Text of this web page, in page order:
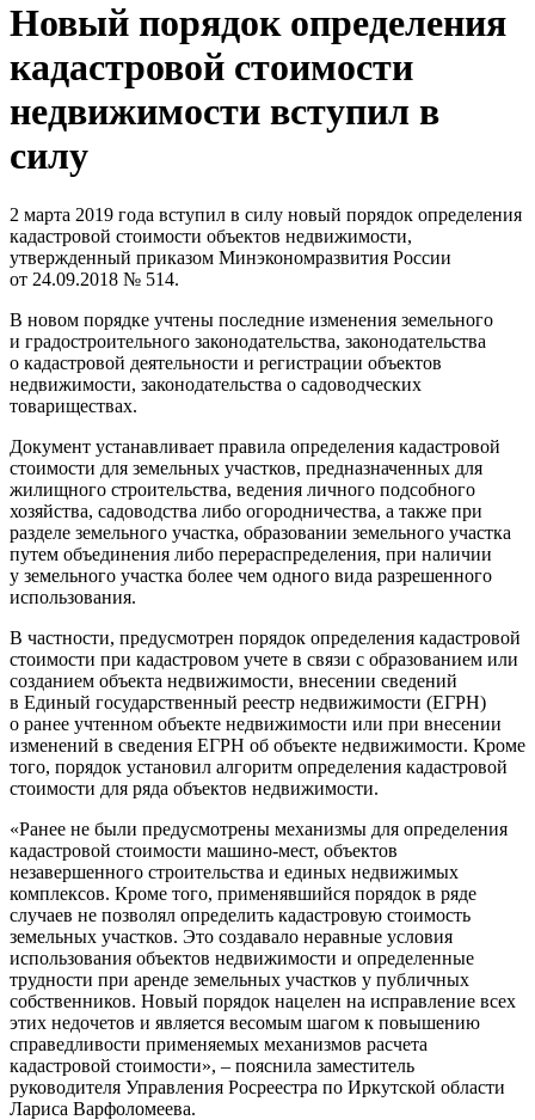
Новый порядок определения
кадастровой стоимости
недвижимости вступил в
силу
2 марта 2019 года вступил в силу новый порядок определения
кадастровой стоимости объектов недвижимости,
утвержденный приказом Минэкономразвития России
от 24.09.2018 № 514.
В новом порядке учтены последние изменения земельного
и градостроительного законодательства, законодательства
о кадастровой деятельности и регистрации объектов
недвижимости, законодательства о садоводческих
товариществах.
Документ устанавливает правила определения кадастровой
стоимости для земельных участков, предназначенных для
жилищного строительства, ведения личного подсобного
хозяйства, садоводства либо огородничества, а также при
разделе земельного участка, образовании земельного участка
путем объединения либо перераспределения, при наличии
у земельного участка более чем одного вида разрешенного
использования.
В частности, предусмотрен порядок определения кадастровой
стоимости при кадастровом учете в связи с образованием или
созданием объекта недвижимости, внесении сведений
в Единый государственный реестр недвижимости (ЕГРН)
о ранее учтенном объекте недвижимости или при внесении
изменений в сведения ЕГРН об объекте недвижимости. Кроме
того, порядок установил алгоритм определения кадастровой
стоимости для ряда объектов недвижимости.
«Ранее не были предусмотрены механизмы для определения
кадастровой стоимости машино-мест, объектов
незавершенного строительства и единых недвижимых
комплексов. Кроме того, применявшийся порядок в ряде
случаев не позволял определить кадастровую стоимость
земельных участков. Это создавало неравные условия
использования объектов недвижимости и определенные
трудности при аренде земельных участков у публичных
собственников. Новый порядок нацелен на исправление всех
этих недочетов и является весомым шагом к повышению
справедливости применяемых механизмов расчета
кадастровой стоимости», – пояснила заместитель
руководителя Управления Росреестра по Иркутской области
Лариса Варфоломеева.